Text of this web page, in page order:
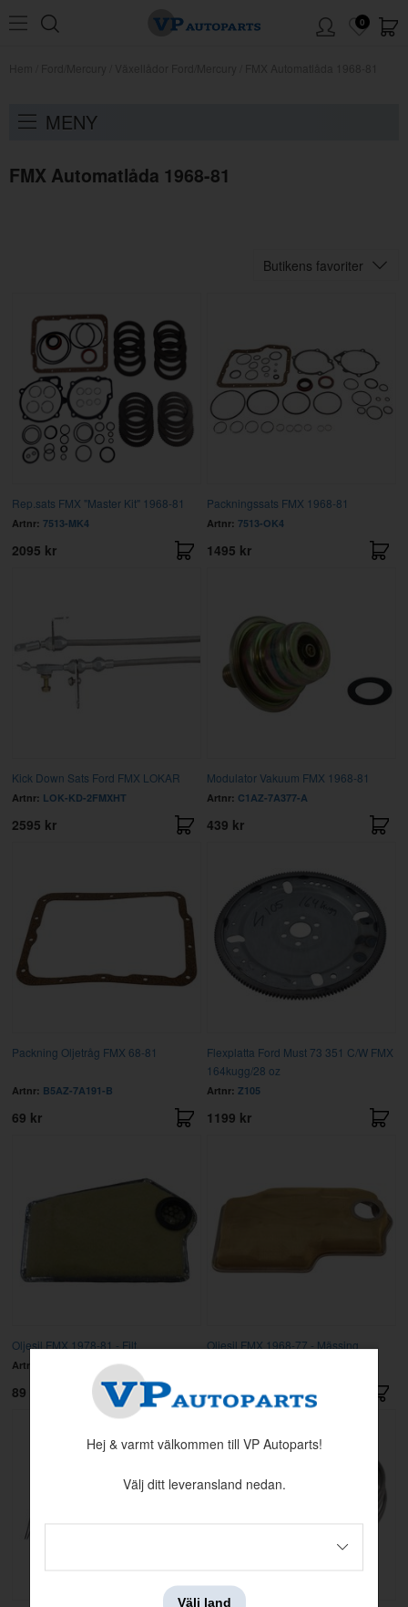
0
MENY
FMX Automatlåda 1968-81
Butikens favoriter
Rep.sats FMX "Master Kit" 1968-81
Artnr: 7513-MK4
2095 kr
Packningssats FMX 1968-81
Artnr: 7513-OK4
1495 kr
Kick Down Sats Ford FMX LOKAR
Artnr: LOK-KD-2FMXHT
2595 kr
Modulator Vakuum FMX 1968-81
Artnr: C1AZ-7A377-A
439 kr
Packning Oljetråg FMX 68-81
Artnr: B5AZ-7A191-B
69 kr
Flexplatta Ford Must 73 351 C/W FMX
164kugg/28 oz
Artnr: Z105
1199 kr
Oljesil FMX 1978-81 - Filt
Artnr: D8AZ-7A098-A
89 kr
Oljesil FMX 1968-77 - Mässing
129 kr
Hej & varmt välkommen till VP Autoparts!
Välj ditt leveransland nedan.
Välj land